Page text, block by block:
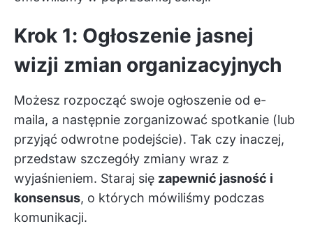
Krok 1: Ogłoszenie jasnej
wizji zmian organizacyjnych
Możesz rozpocząć swoje ogłoszenie od e-
maila, a następnie zorganizować spotkanie (lub
przyjąć odwrotne podejście). Tak czy inaczej,
przedstaw szczegóły zmiany wraz z
wyjaśnieniem. Staraj się zapewnić jasność i
konsensus, o których mówiliśmy podczas
komunikacji.